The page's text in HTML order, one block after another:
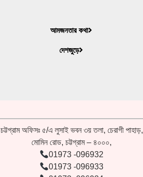
আমজনতার কথা
দেশজুড়ে
চট্টগ্রাম অফিসঃ ৫/এ লুসাই ভবন ৩য় তলা, চেরাগী পাহাড়,
মোমিন রোড, চট্টগ্রাম – ৪০০০,
01973 -096932
01973 -096933